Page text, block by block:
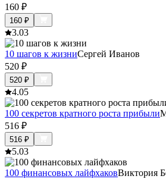
160 ₽
160 ₽
3.03
10 шагов к жизниСергей Иванов
520 ₽
520 ₽
4.05
100 секретов кратного роста прибыли
516 ₽
516 ₽
5.03
100 финансовых лайфхаковВиктория